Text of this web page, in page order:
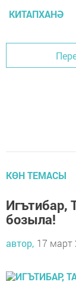
КИТАПХАНӘ
КӨН ТЕМАСЫ
Игътибар,
бозыла!
автор, 17 март